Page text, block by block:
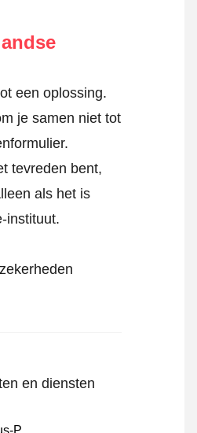
een oplossing.
je samen niet tot
.
tevreden bent,
als het is
instituut.
en diensten